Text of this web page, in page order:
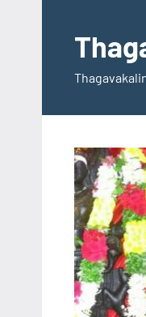
content